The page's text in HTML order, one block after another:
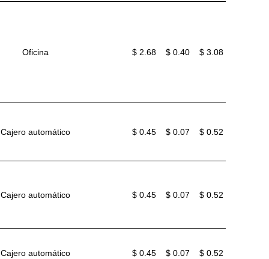
Oficina $ 2.68 $ 0.40 $ 3.08
Cajero automático $ 0.45 $ 0.07 $ 0.52
Cajero automático $ 0.45 $ 0.07 $ 0.52
Cajero automático $ 0.45 $ 0.07 $ 0.52